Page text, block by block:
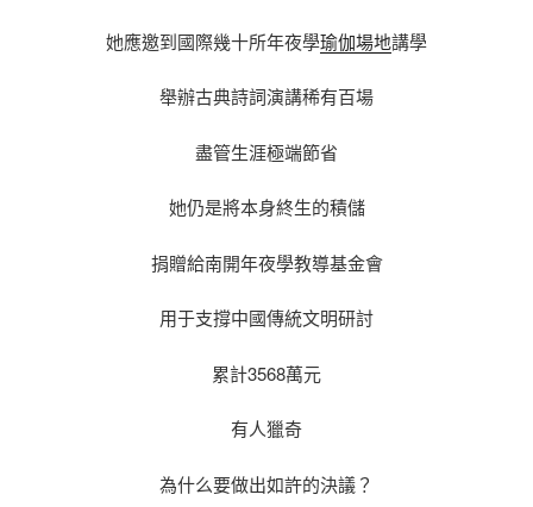
她應邀到國際幾十所年夜學瑜伽場地講學
舉辦古典詩詞演講稀有百場
盡管生涯極端節省
她仍是將本身終生的積儲
捐贈給南開年夜學教導基金會
用于支撐中國傳統文明研討
累計3568萬元
有人獵奇
為什么要做出如許的決議？